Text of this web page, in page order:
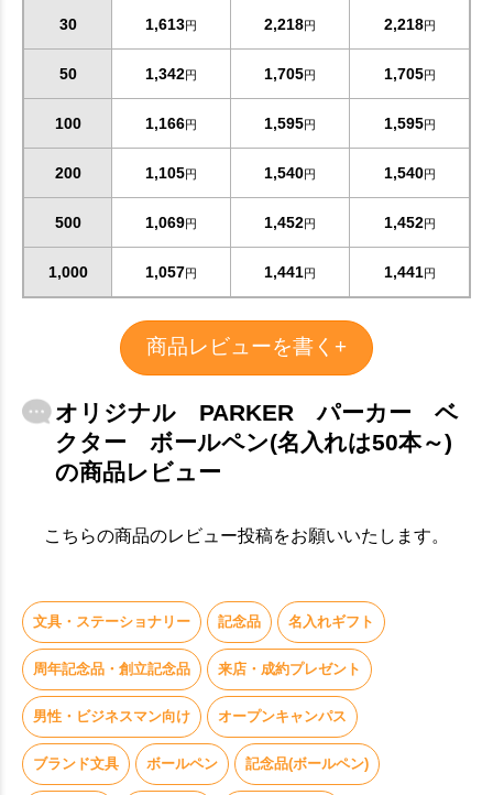
30 1,613円 2,218円 2,218円
50 1,342円 1,705円 1,705円
100 1,166円 1,595円 1,595円
200 1,105円 1,540円 1,540円
500 1,069円 1,452円 1,452円
1,000 1,057円 1,441円 1,441円
商品レビューを書く+
オリジナル PARKER パーカー ベ
クター ボールペン(名入れは50本～)
の商品レビュー
こちらの商品のレビュー投稿をお願いいたします。
文具・ステーショナリー 記念品 名入れギフト
周年記念品・創立記念品 来店・成約プレゼント
男性・ビジネスマン向け オープンキャンパス
ブランド文具 ボールペン 記念品(ボールペン)